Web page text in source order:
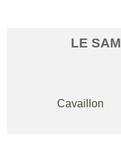
LE
Cavaillon